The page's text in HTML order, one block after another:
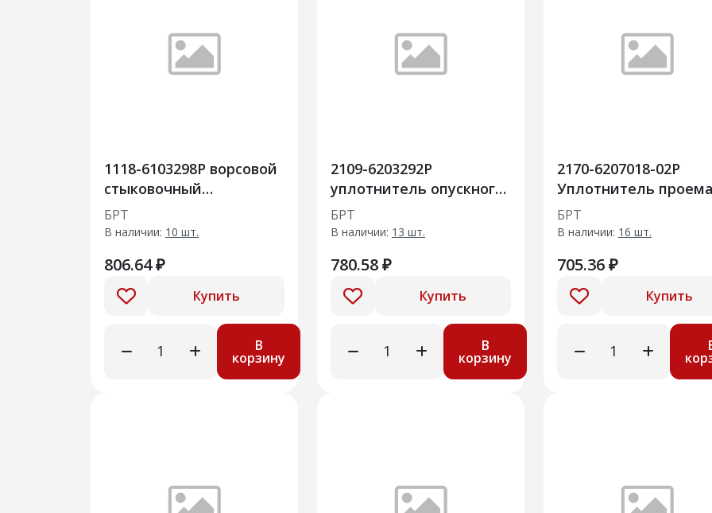
1118-6103298Р ворсовой
стыковочный
уплотнитель
БРТ
В наличии: 10 шт.
806.64 ₽
Купить
В
корзину
2109-6203292Р
уплотнитель опускного
стекла задней двери
вехний
БРТ
В наличии: 13 шт.
780.58 ₽
Купить
В
корзину
2170-6207018-02Р
Уплотнитель проема
задней двери L=3115
стыков. 10шт
БРТ
В наличии: 16 шт.
705.36 ₽
Купить